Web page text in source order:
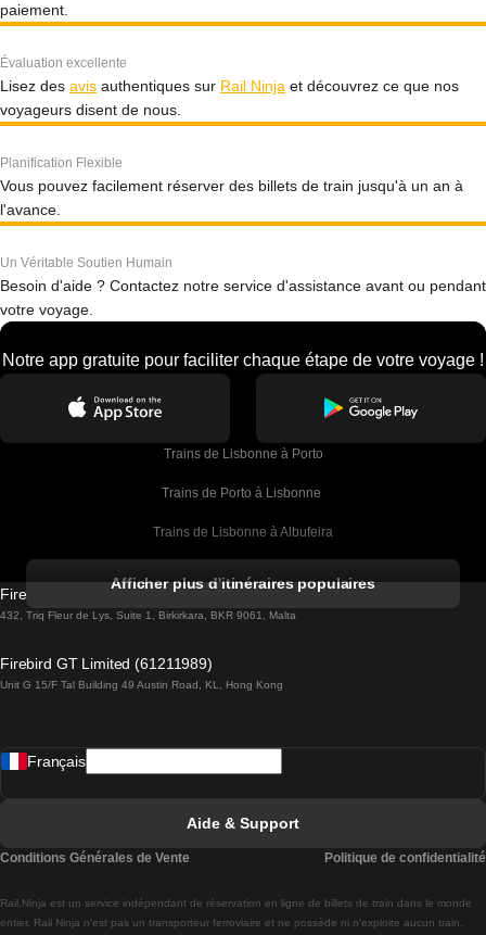
paiement.
Évaluation excellente
Lisez des avis authentiques sur Rail Ninja et découvrez ce que nos
voyageurs disent de nous.
Planification Flexible
Vous pouvez facilement réserver des billets de train jusqu'à un an à
l'avance.
Un Véritable Soutien Humain
Besoin d'aide ? Contactez notre service d'assistance avant ou pendant
votre voyage.
Notre app gratuite pour faciliter chaque étape de votre voyage !
Trains de Lisbonne à Porto
Trains de Porto à Lisbonne
Trains de Lisbonne à Albufeira
Trains de Lisbonne à Lagos
Trains de Lisbonne à Madrid
Trains de Lisbonne à Braga
Afficher plus d'itinéraires populaires
Firebird GT Limited (OC 1451)
432, Triq Fleur de Lys, Suite 1, Birkirkara, BKR 9061, Malta
Firebird GT Limited (61211989)
Unit G 15/F Tal Building 49 Austin Road, KL, Hong Kong
Rail.Ninja est un service indépendant de réservation en ligne de billets de train dans le monde
entier. Rail Ninja n'est pas un transporteur ferroviaire et ne possède ni n'exploite aucun train.
Français
Aide & Support
Conditions Générales de Vente Politique de confidentialité